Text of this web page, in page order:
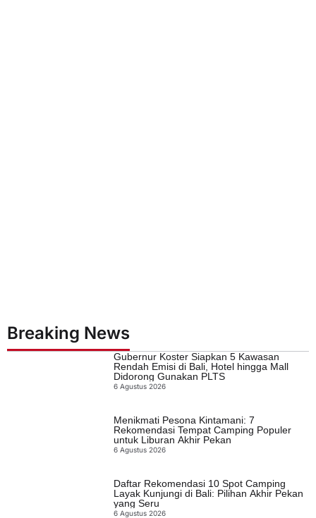
Breaking News
Gubernur Koster Siapkan 5 Kawasan
Rendah Emisi di Bali, Hotel hingga Mall
Didorong Gunakan PLTS
6 Agustus 2026
Menikmati Pesona Kintamani: 7
Rekomendasi Tempat Camping Populer
untuk Liburan Akhir Pekan
6 Agustus 2026
Daftar Rekomendasi 10 Spot Camping
Layak Kunjungi di Bali: Pilihan Akhir Pekan
yang Seru
6 Agustus 2026